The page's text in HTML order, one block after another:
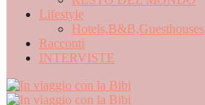
Lifestyle
Hotels,B&B,Guesthouses
Racconti
INTERVISTE